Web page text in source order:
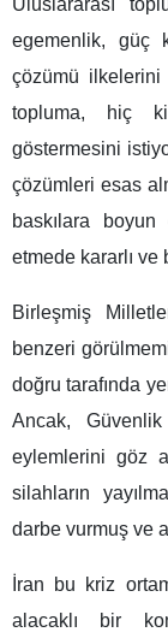
egemenlik, güç
çözümü ilkelerini
topluma, hiç
göstermesini
çözümleri esas
baskılara boyun
etmede kararlı ve
Birleşmiş
benzeri
doğru tarafında
Ancak,
eylemlerini göz
silahların
darbe vurmuş ve
İran bu kriz
alacaklı bir